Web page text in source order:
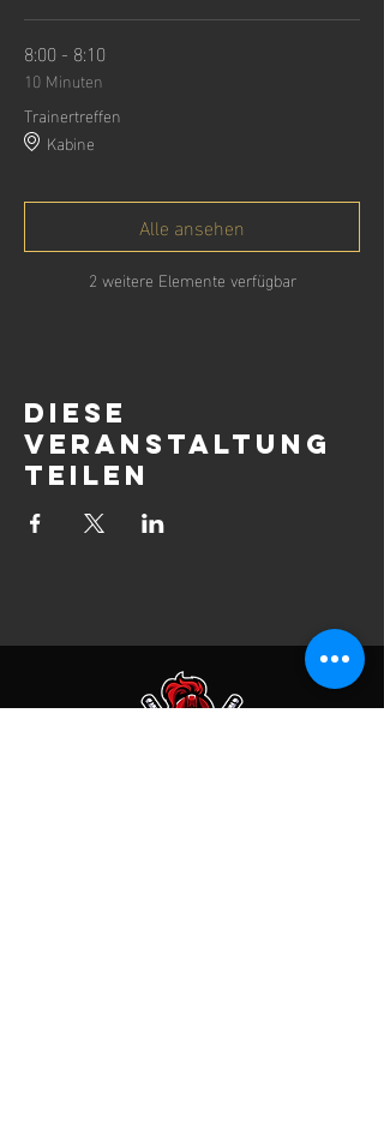
8:00 - 8:10
10 Minuten
Trainertreffen
Kabine
2 weitere Elemente verfügbar
Alle ansehen
Diese
Veranstaltung
teilen